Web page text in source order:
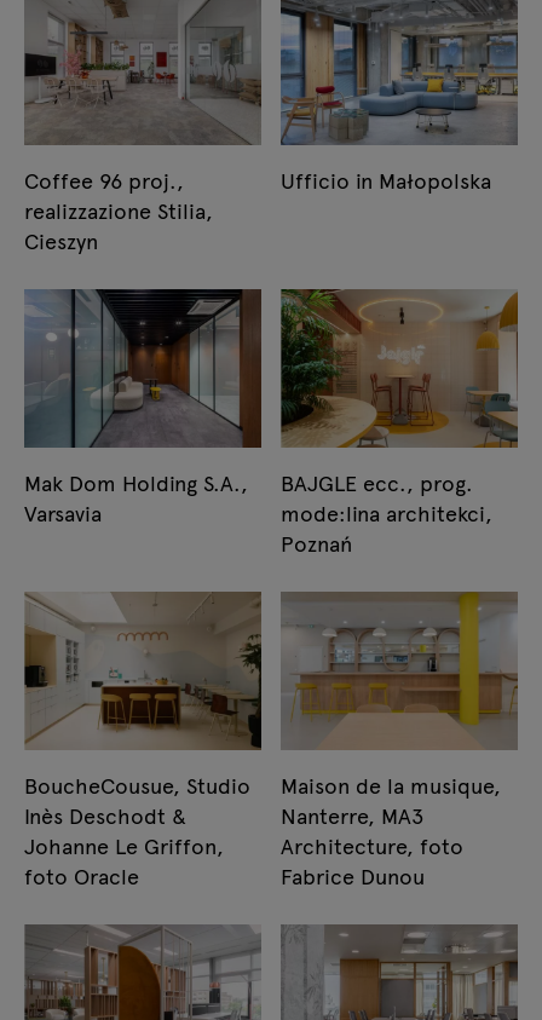
Coffee 96 proj.,
realizzazione Stilia,
Cieszyn
Ufficio in Małopolska
Mak Dom Holding S.A.,
Varsavia
BAJGLE ecc., prog.
mode:lina architekci,
Poznań
BoucheCousue, Studio
Inès Deschodt &
Johanne Le Griffon,
foto Oracle
Maison de la musique,
Nanterre, MA3
Architecture, foto
Fabrice Dunou